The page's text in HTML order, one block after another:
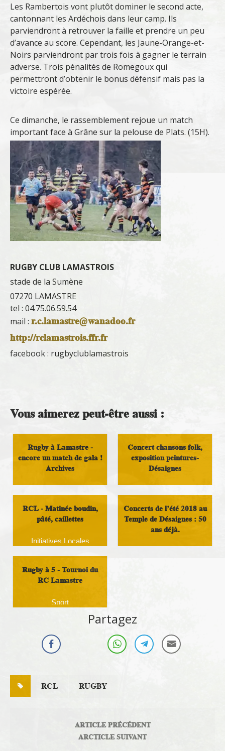
Les Rambertois vont plutôt dominer le second acte,
cantonnant les Ardéchois dans leur camp. Ils
parviendront à retrouver la faille et prendre un peu
d’avance au score. Cependant, les Jaune-Orange-et-
Noirs parviendront par trois fois à gagner le terrain
adverse. Trois pénalités de Romegoux qui
permettront d’obtenir le bonus défensif mais pas la
victoire espérée.
Ce dimanche, le rassemblement rejoue un match
important face à Grâne sur la pelouse de Plats. (15H).
RUGBY CLUB LAMASTROIS‍
stade de la Sumène
07270 LAMASTRE
tel : 04.75.06.59.54
mail : r.c.lamastre@wanadoo.fr
http://rclamastrois.ffr.fr
facebook : rugbyclublamastrois
Vous aimerez peut-être aussi :
Rugby à Lamastre -
encore un match de gala !
Archives
Concert chansons folk,
exposition peintures-
Désaignes
RCL - Matinée boudin,
pâté, caillettes
Initiatives Locales
Concerts de l’été 2018 au
Temple de Désaignes : 50
ans déjà.
Rugby à 5 - Tournoi du
RC Lamastre
Sport
Partagez
RCL RUGBY
ARTICLE PRÉCÉDENT
ARCTICLE SUIVANT